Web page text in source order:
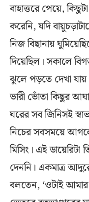
বাহাত্তরে পেয়ে,
করেনি, যদি
নিজ বিছানায়
দিয়েছিল। সকালে
ঝুলে পড়তে দেখা
ভারী ভোঁতা কিছুর
ঘরের সব জিনিসই
নিচের সবসময়ে
মিসিং। এই
দেননি। একমাত্র
বলতেন, ‘ওটাই